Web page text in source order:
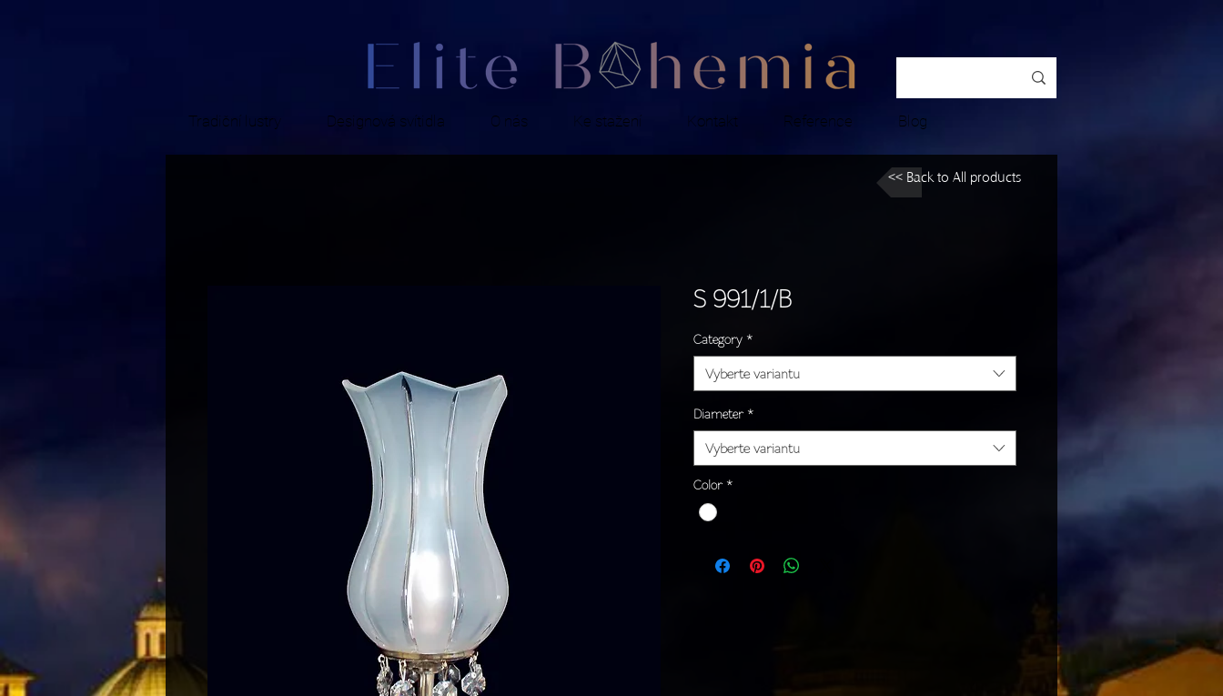
Tradiční lustry Designová svítidla O nás Ke stažení Kontakt Reference Blog
S 991/1/B
Category *
Vyberte variantu
Diameter *
Vyberte variantu
Color *
<< Back to All products